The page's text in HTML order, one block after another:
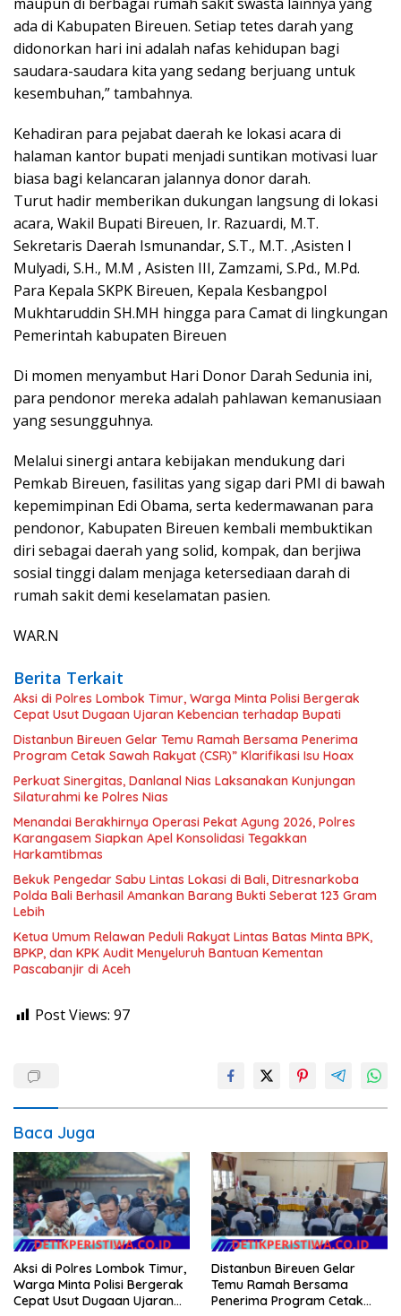
ada di Kabupaten Bireuen. Setiap tetes darah yang
didonorkan hari ini adalah nafas kehidupan bagi
saudara-saudara kita yang sedang berjuang untuk
kesembuhan,” tambahnya.
Kehadiran para pejabat daerah ke lokasi acara di
halaman kantor bupati menjadi suntikan motivasi luar
biasa bagi kelancaran jalannya donor darah.
Turut hadir memberikan dukungan langsung di lokasi
acara, Wakil Bupati Bireuen, Ir. Razuardi, M.T.
Sekretaris Daerah Ismunandar, S.T., M.T. ,Asisten I
Mulyadi, S.H., M.M , Asisten III, Zamzami, S.Pd., M.Pd.
Para Kepala SKPK Bireuen, Kepala Kesbangpol
Mukhtaruddin SH.MH hingga para Camat di lingkungan
Pemerintah kabupaten Bireuen
Di momen menyambut Hari Donor Darah Sedunia ini,
para pendonor mereka adalah pahlawan kemanusiaan
yang sesungguhnya.
Melalui sinergi antara kebijakan mendukung dari
Pemkab Bireuen, fasilitas yang sigap dari PMI di bawah
kepemimpinan Edi Obama, serta kedermawanan para
pendonor, Kabupaten Bireuen kembali membuktikan
diri sebagai daerah yang solid, kompak, dan berjiwa
sosial tinggi dalam menjaga ketersediaan darah di
rumah sakit demi keselamatan pasien.
WAR.N
Berita Terkait
Aksi di Polres Lombok Timur, Warga Minta Polisi Bergerak
Cepat Usut Dugaan Ujaran Kebencian terhadap Bupati
Distanbun Bireuen Gelar Temu Ramah Bersama Penerima
Program Cetak Sawah Rakyat (CSR)” Klarifikasi Isu Hoax
Perkuat Sinergitas, Danlanal Nias Laksanakan Kunjungan
Silaturahmi ke Polres Nias
Menandai Berakhirnya Operasi Pekat Agung 2026, Polres
Karangasem Siapkan Apel Konsolidasi Tegakkan
Harkamtibmas
Bekuk Pengedar Sabu Lintas Lokasi di Bali, Ditresnarkoba
Polda Bali Berhasil Amankan Barang Bukti Seberat 123 Gram
Lebih
Ketua Umum Relawan Peduli Rakyat Lintas Batas Minta BPK,
BPKP, dan KPK Audit Menyeluruh Bantuan Kementan
Pascabanjir di Aceh
Post Views: 97
Baca Juga
Aksi di Polres Lombok Timur,
Warga Minta Polisi Bergerak
Cepat Usut Dugaan Ujaran
Distanbun Bireuen Gelar
Temu Ramah Bersama
Penerima Program Cetak